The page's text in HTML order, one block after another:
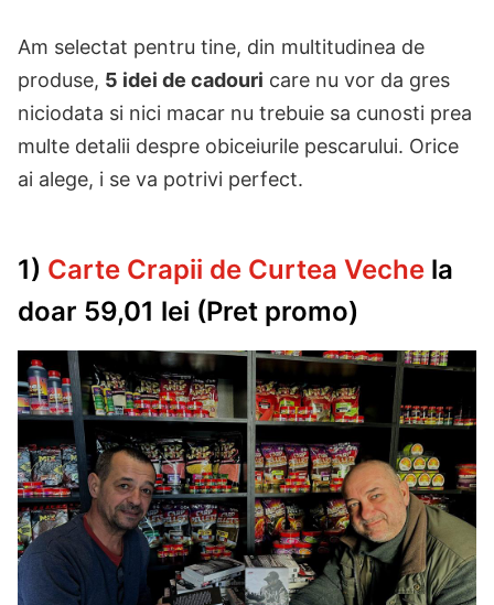
Am selectat pentru tine, din multitudinea de
produse, 5 idei de cadouri care nu vor da gres
niciodata si nici macar nu trebuie sa cunosti prea
multe detalii despre obiceiurile pescarului. Orice
ai alege, i se va potrivi perfect.
1) Carte Crapii de Curtea Veche la
doar 59,01 lei (Pret promo)